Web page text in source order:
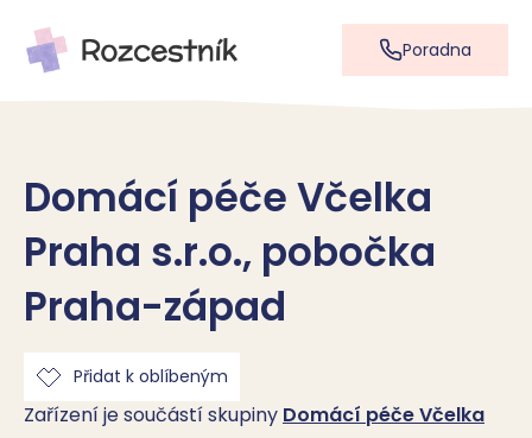
Poradna
Domácí péče Včelka
Praha s.r.o., pobočka
Praha-západ
Přidat k oblíbeným
Zařízení je součástí skupiny Domácí péče Včelka